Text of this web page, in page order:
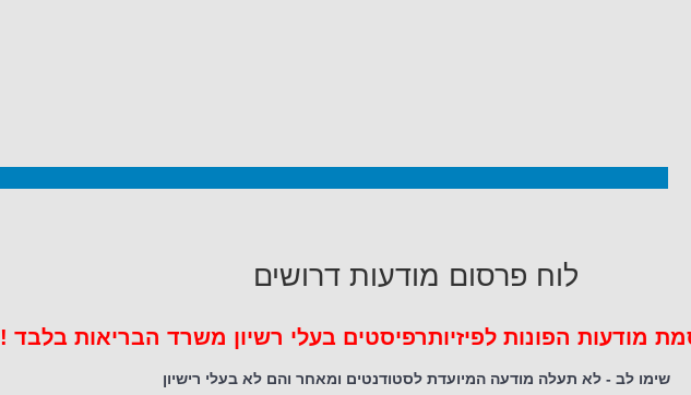
לוח פרסום מודעות דרושים
מודעות הפונות לפיזיותרפיסטים בעלי רשיון משרד הבריאות בלבד !
שימו לב - לא תעלה מודעה המיועדת לסטודנטים ומאחר והם לא בעלי רישיון